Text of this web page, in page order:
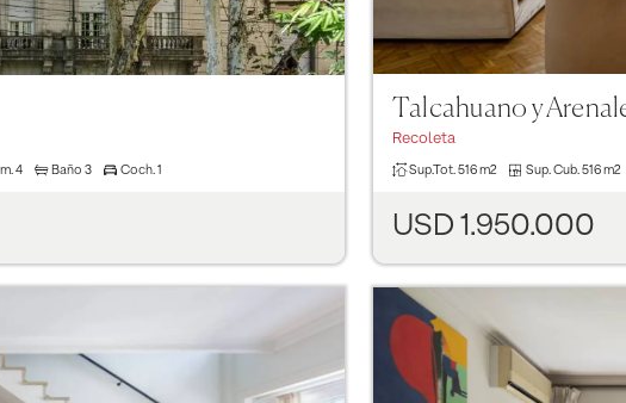
4 Baño 3 Coch. 1
Talcahuano y
Recoleta
Sup.Tot. 516 m2 Sup. Cub. 516 m2
USD 1.950.000